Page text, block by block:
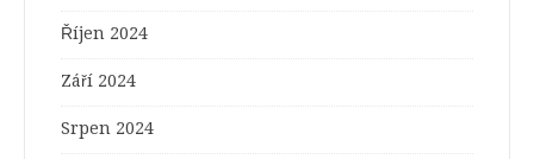
Říjen 2024
Září 2024
Srpen 2024